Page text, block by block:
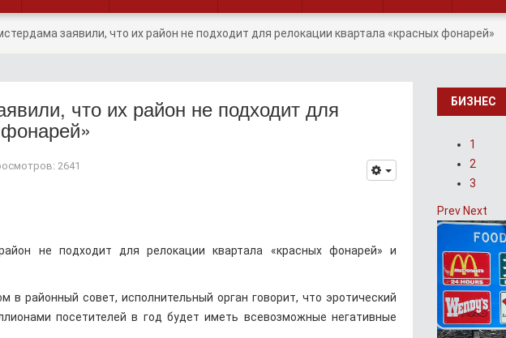
заявили, что их район не подходит для релокации квартала «красных фонарей»
что их район не подходит для
2641
не подходит для релокации квартала «красных фонарей» и
в районный совет, исполнительный орган говорит, что эротический
посетителей в год будет иметь всевозможные негативные
БИЗНЕС
1
2
3
Prev Next